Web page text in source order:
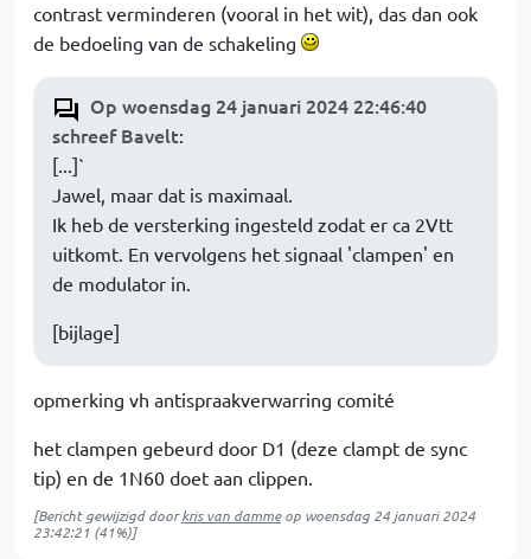
contrast verminderen (vooral in het wit), das dan ook
de bedoeling van de schakeling
Op woensdag 24 januari 2024 22:46:40
schreef Bavelt:
[...]`
Jawel, maar dat is maximaal.
Ik heb de versterking ingesteld zodat er ca 2Vtt
uitkomt. En vervolgens het signaal 'clampen' en
de modulator in.
[bijlage]
opmerking vh antispraakverwarring comité
het clampen gebeurd door D1 (deze clampt de sync
tip) en de 1N60 doet aan clippen.
[Bericht gewijzigd doorkris van dammeop woensdag 24 januari 2024
23:42:21 (41%)]